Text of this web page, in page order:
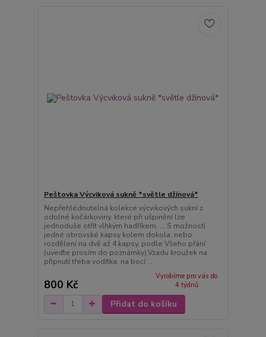
Peštovka Výcviková sukně *světle džínová*
Nepřehlédnutelná kolekce výcvikových sukní z
odolné kočárkoviny, které při ušpinění lze
jednoduše otřít vlhkým hadříkem. ....S možností
jedné obrovské kapsy kolem dokola, nebo
rozdělení na dvě až 4 kapsy, podle Všeho přání
(uveďte prosím do poznámky).Vzadu kroužek na
připnutí třeba vodítka, na bocí ...
800 Kč
Vyrobíme pro vás do
4 týdnů
Přidat do košíku